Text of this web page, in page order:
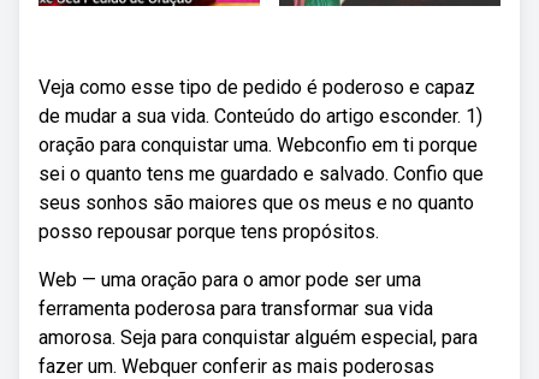
Veja como esse tipo de pedido é poderoso e capaz
de mudar a sua vida. Conteúdo do artigo esconder. 1)
oração para conquistar uma. Webconfio em ti porque
sei o quanto tens me guardado e salvado. Confio que
seus sonhos são maiores que os meus e no quanto
posso repousar porque tens propósitos.
Web — uma oração para o amor pode ser uma
ferramenta poderosa para transformar sua vida
amorosa. Seja para conquistar alguém especial, para
fazer um. Webquer conferir as mais poderosas